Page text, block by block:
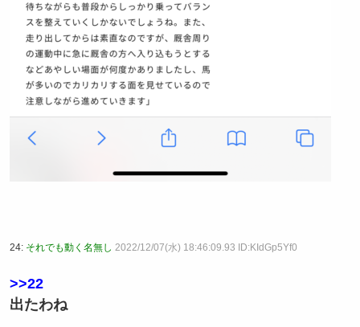
24: それでも動く名無し 2022/12/07(水) 18:46:09.93 ID:KIdGp5Yf0
>>22
出たわね